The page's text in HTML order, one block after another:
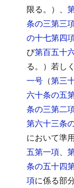
限る。）、
条の三第三
の十七第四
び第百五十
る。）若し
一号 （第三
六十条の五
条の三第二
第六十三条
において準
五第一項、
条の五十四
項に係る部